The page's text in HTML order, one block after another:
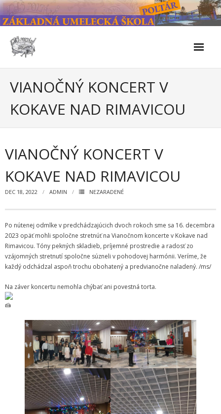
Skip
to
content
- Súčasnosť
- Naše úspechy od roku 2019 – do 2024
Zamestnanci
- Vedenie školy
- Pedagogickí zamestnanci
- Nepedagogickí zamestnanci
Vyučované odbory
- Hudobný odbor
- Výtvarný odbor
- Tanečný odbor
VIANOČNÝ KONCERT V
KOKAVE NAD RIMAVICOU
VIANOČNÝ KONCERT V
KOKAVE NAD RIMAVICOU
DEC 18, 2022 ADMIN NEZARADENÉ
Po nútenej odmlke v predchádzajúcich dvoch rokoch sme sa 16. decembra
2023 opäť mohli spoločne stretnúť na Vianočnom koncerte v Kokave nad
Rimavicou. Tóny pekných skladieb, príjemné prostredie a radosť zo
vzájomných stretnutí spoločne súzneli v pohodovej harmónii. Veríme, že
každý odchádzal aspoň trochu obohatený a predvianočne naladený. /ms/
Na záver koncertu nemohla chýbať ani povestná torta.